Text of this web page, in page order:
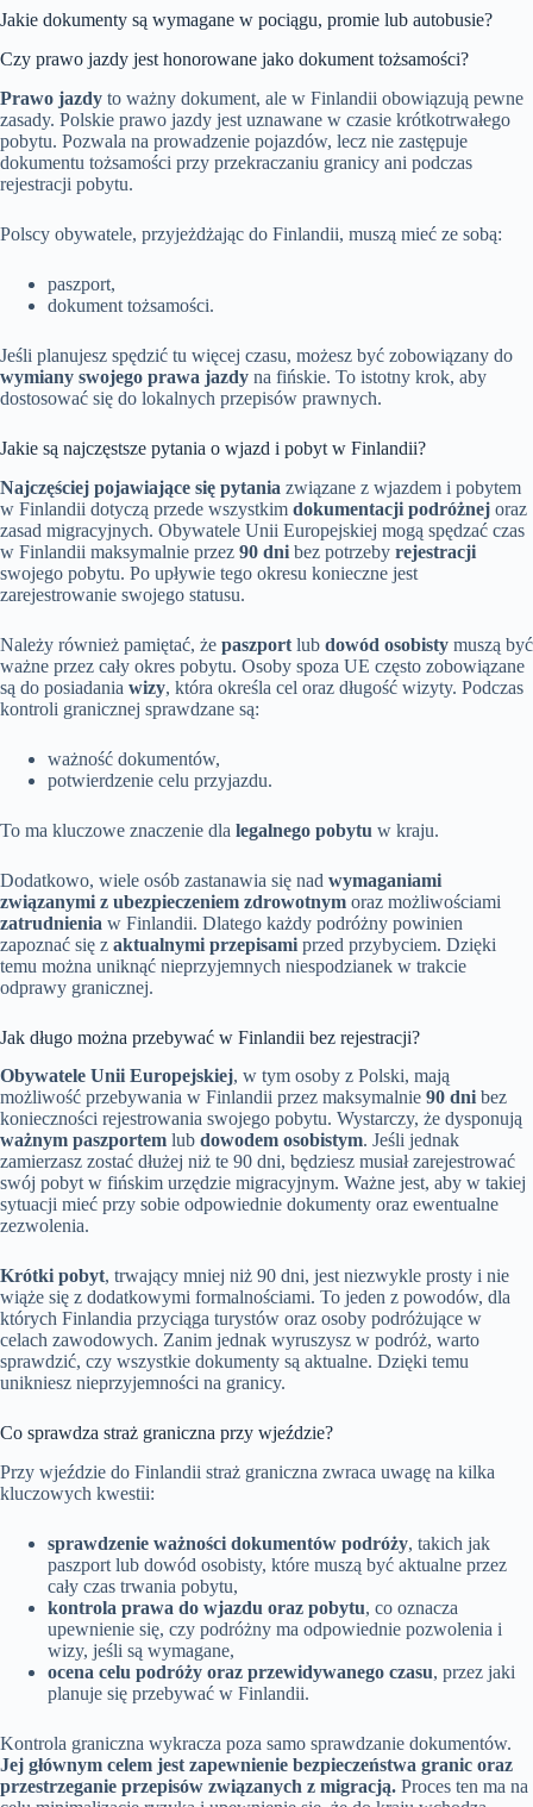
Jakie dokumenty są wymagane w pociągu, promie lub autobusie?
Czy prawo jazdy jest honorowane jako dokument tożsamości?
Prawo jazdy to ważny dokument, ale w Finlandii obowiązują pewne
zasady. Polskie prawo jazdy jest uznawane w czasie krótkotrwałego
pobytu. Pozwala na prowadzenie pojazdów, lecz nie zastępuje
dokumentu tożsamości przy przekraczaniu granicy ani podczas
rejestracji pobytu.
Polscy obywatele, przyjeżdżając do Finlandii, muszą mieć ze sobą:
paszport,
dokument tożsamości.
Jeśli planujesz spędzić tu więcej czasu, możesz być zobowiązany do
wymiany swojego prawa jazdy na fińskie. To istotny krok, aby
dostosować się do lokalnych przepisów prawnych.
Jakie są najczęstsze pytania o wjazd i pobyt w Finlandii?
Najczęściej pojawiające się pytania związane z wjazdem i pobytem
w Finlandii dotyczą przede wszystkim dokumentacji podróżnej oraz
zasad migracyjnych. Obywatele Unii Europejskiej mogą spędzać czas
w Finlandii maksymalnie przez 90 dni bez potrzeby rejestracji
swojego pobytu. Po upływie tego okresu konieczne jest
zarejestrowanie swojego statusu.
Należy również pamiętać, że paszport lub dowód osobisty muszą być
ważne przez cały okres pobytu. Osoby spoza UE często zobowiązane
są do posiadania wizy, która określa cel oraz długość wizyty. Podczas
kontroli granicznej sprawdzane są:
ważność dokumentów,
potwierdzenie celu przyjazdu.
To ma kluczowe znaczenie dla legalnego pobytu w kraju.
Dodatkowo, wiele osób zastanawia się nad wymaganiami
związanymi z ubezpieczeniem zdrowotnym oraz możliwościami
zatrudnienia w Finlandii. Dlatego każdy podróżny powinien
zapoznać się z aktualnymi przepisami przed przybyciem. Dzięki
temu można uniknąć nieprzyjemnych niespodzianek w trakcie
odprawy granicznej.
Jak długo można przebywać w Finlandii bez rejestracji?
Obywatele Unii Europejskiej, w tym osoby z Polski, mają
możliwość przebywania w Finlandii przez maksymalnie 90 dni bez
konieczności rejestrowania swojego pobytu. Wystarczy, że dysponują
ważnym paszportem lub dowodem osobistym. Jeśli jednak
zamierzasz zostać dłużej niż te 90 dni, będziesz musiał zarejestrować
swój pobyt w fińskim urzędzie migracyjnym. Ważne jest, aby w takiej
sytuacji mieć przy sobie odpowiednie dokumenty oraz ewentualne
zezwolenia.
Krótki pobyt, trwający mniej niż 90 dni, jest niezwykle prosty i nie
wiąże się z dodatkowymi formalnościami. To jeden z powodów, dla
których Finlandia przyciąga turystów oraz osoby podróżujące w
celach zawodowych. Zanim jednak wyruszysz w podróż, warto
sprawdzić, czy wszystkie dokumenty są aktualne. Dzięki temu
unikniesz nieprzyjemności na granicy.
Co sprawdza straż graniczna przy wjeździe?
Przy wjeździe do Finlandii straż graniczna zwraca uwagę na kilka
kluczowych kwestii:
sprawdzenie ważności dokumentów podróży, takich jak
paszport lub dowód osobisty, które muszą być aktualne przez
cały czas trwania pobytu,
kontrola prawa do wjazdu oraz pobytu, co oznacza
upewnienie się, czy podróżny ma odpowiednie pozwolenia i
wizy, jeśli są wymagane,
ocena celu podróży oraz przewidywanego czasu, przez jaki
planuje się przebywać w Finlandii.
Kontrola graniczna wykracza poza samo sprawdzanie dokumentów.
Jej głównym celem jest zapewnienie bezpieczeństwa granic oraz
przestrzeganie przepisów związanych z migracją. Proces ten ma na